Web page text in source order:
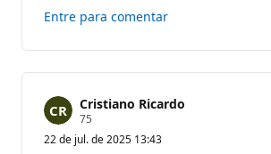
resposta
Entre para comentar
Cristiano Ricardo
75
o
n
22 de jul. de 2025 13:43